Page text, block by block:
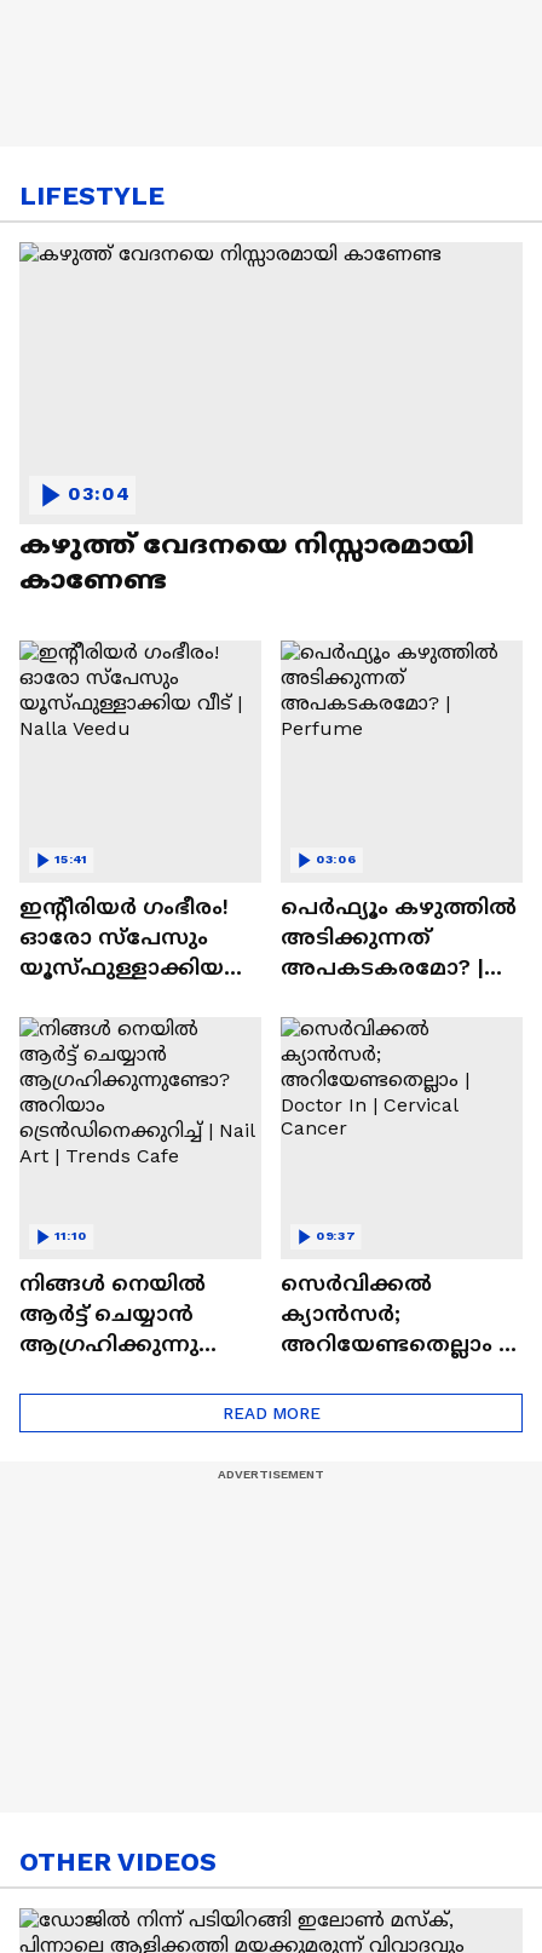
LIFESTYLE
കഴുത്ത് വേദനയെ നിസ്സാരമായി
കാണേണ്ട
03:04
ഇന്റീരിയർ ഗംഭീരം!
ഓരോ സ്‌പേസും
യൂസ്ഫുള്ളാക്കിയ
15:41
പെർഫ്യൂം കഴുത്തിൽ
അടിക്കുന്നത്
അപകടകരമോ? |
03:06
നിങ്ങൾ നെയിൽ
ആർട്ട് ചെയ്യാൻ
ആഗ്രഹിക്കുന്നുണ്ടോ
ട്രെൻഡിനെക്കുറിച്ച് |
Nail Art | Trends Cafe
11:10
സെർവിക്കൽ
ക്യാൻസർ;
അറിയേണ്ടതെല്ലാം |
Cancer
09:37
READ MORE
OTHER VIDEOS